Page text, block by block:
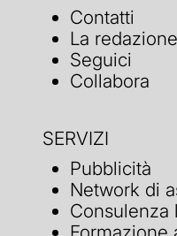
Contatti
La redazione
Seguici
Collabora
SERVIZI
Pubblicità
Network di
Consulenza